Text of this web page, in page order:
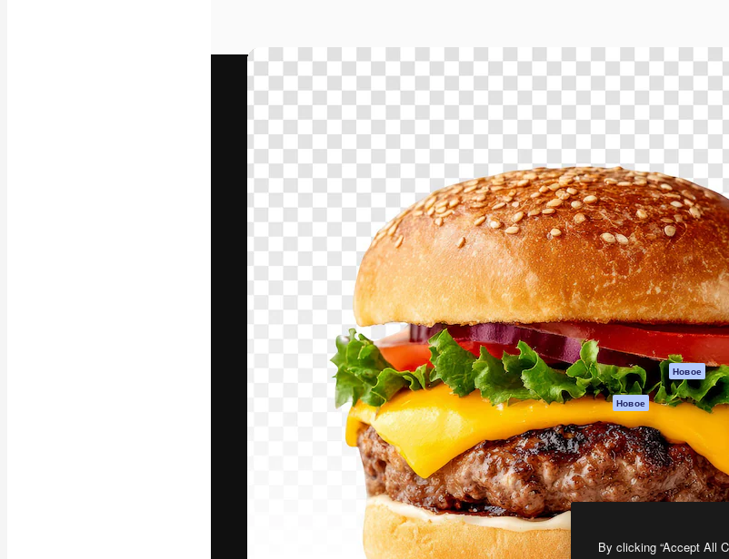
Видео
Иконки
3D-модели
Шрифты
Креативная платформа для создания
ваших лучших работ. Более 1 миллиона
подписчиков среди креаторов,
предприятий, агентств и студий.
Pусский
Продукция
Spaces
ИИ-помощник
Генератор
изображений ИИ
Генератор видео
ИИ
Генератор голоса
на основе ИИ
Стоковый контент
MCP для
Claude/ChatGPT
Новое
Агенты Новое
API
Мобильное
приложение
Все инструменты
Magnific
By clicking “Accept All